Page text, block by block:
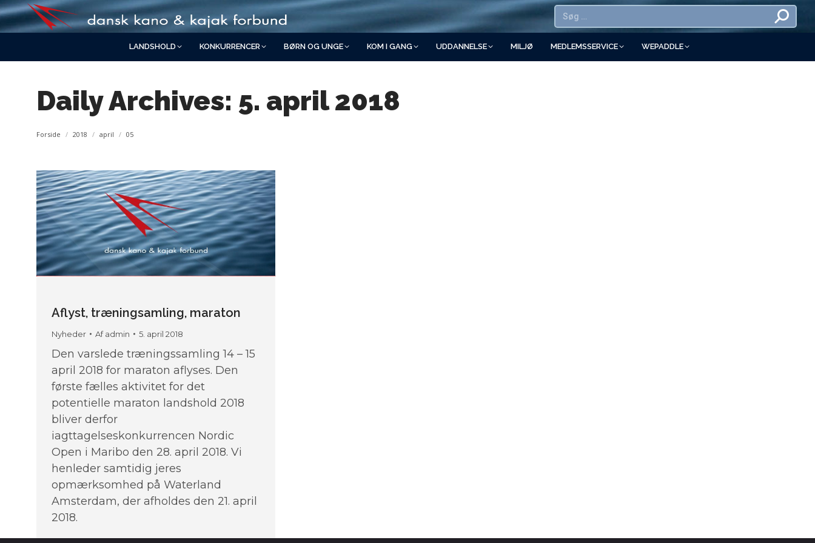
LANDSHOLD KONKURRENCER BØRN OG UNGE KOM I GANG UDDANNELSE MILJØ MEDLEMSSERVICE WEPADDLE
Daily Archives: 5. april 2018
You are here:
Forside 2018 april 05
Aflyst, træningsamling, maraton
Nyheder Afadmin 5. april 2018
Den varslede træningssamling 14 – 15
april 2018 for maraton aflyses. Den
første fælles aktivitet for det
potentielle maraton landshold 2018
bliver derfor
iagttagelseskonkurrencen Nordic
Open i Maribo den 28. april 2018. Vi
henleder samtidig jeres
opmærksomhed på Waterland
Amsterdam, der afholdes den 21. april
2018.